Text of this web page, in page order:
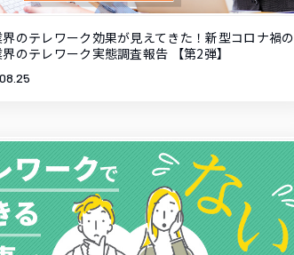
のテレワーク効果が見えてきた！新型コロナ禍の
のテレワーク実態調査報告 【第2弾】